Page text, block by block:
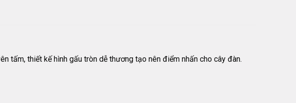
tấm, thiết kế hình gấu tròn dễ thương tạo nên điểm nhấn cho cây đàn.